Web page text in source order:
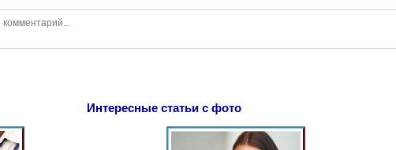
Интересные статьи с фото